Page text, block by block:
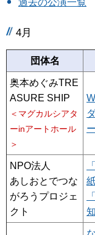
4月
団体名
奥本めぐみTRE
ASURE SHIP
＜マグカルシアタ
ーinアートホール
＞
NPO法人
あしおとでつな
がろうプロジェ
クト